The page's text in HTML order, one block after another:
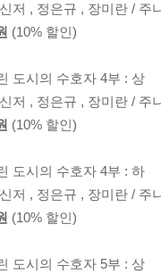
저 , 정은규 , 장미란 / 주
(10% 할인)
도시의 수호자 4부 : 상
저 , 정은규 , 장미란 / 주
(10% 할인)
도시의 수호자 4부 : 하
저 , 정은규 , 장미란 / 주
(10% 할인)
도시의 수호자 5부 : 상